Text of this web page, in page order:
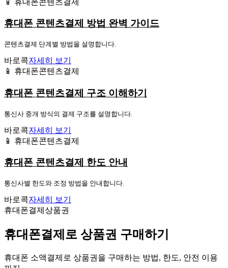
휴대폰 콘텐츠결제 방법 완벽 가이드
콘텐츠결제 단계별 방법을 설명합니다.
바로콕자세히 보기
📱 휴대폰콘텐츠결제
휴대폰 콘텐츠결제 구조 이해하기
통신사 중개 방식의 결제 구조를 설명합니다.
바로콕자세히 보기
📱 휴대폰콘텐츠결제
휴대폰 콘텐츠결제 한도 안내
통신사별 한도와 조정 방법을 안내합니다.
바로콕자세히 보기
휴대폰결제상품권
휴대폰결제로 상품권 구매하기
휴대폰 소액결제로 상품권을 구매하는 방법, 한도, 안전 이용